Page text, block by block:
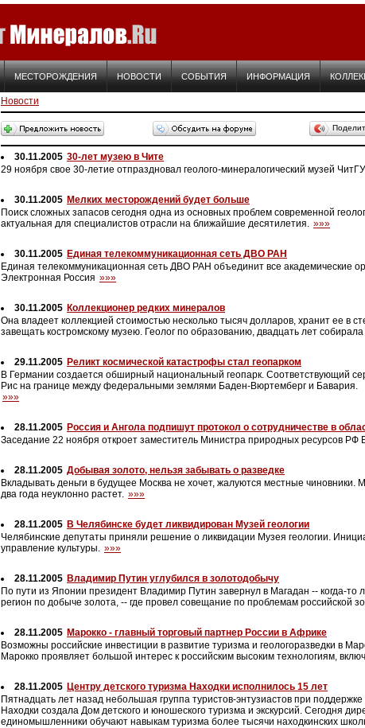
МЕСТОРОЖДЕНИЯ НОВОСТИ СОБЫТИЯ ИНФОРМАЦИЯ
Новости
30.11.2005 30-лет музею в Чите
29 ноября свое 30-летие отпраздновал геолого-минералогический музей ЧитГУ
30.11.2005 Мелких месторождений будет больше
Поиск сложных запасов сегодня одна из основных проблем современной
актуальная для специалистов отрасли на ближайшие десятилетия. »»»
30.11.2005 Единая телекоммуникационная сеть ДВО РАН
Единая телекоммуникационная сеть ДВО РАН объединит все академические
Электронная Россия »»»
30.11.2005 Коллекционер редких минералов
Она владеет коллекцией стоимостью несколько тысяч долларов, хранит ее в
завещать костромскому музею. Геолог по образованию, двадцать лет
29.11.2005 Реликт космической катастрофы стал геопарком
В Германии создается обширный национальный геопарк. Соответствующий
Рис на границе между федеральными землями Баден-Вюртемберг и Бавария.
»»»
28.11.2005 Россия и Ангола подпишут протокол о сотрудничестве в
Заседание 22 ноября откроет заместитель Министра природных ресурсов РФ
28.11.2005 Добывая золото, нельзя забывать о разведке
Вкладывать деньги в будущее Москва не хочет, жалуются местные чиновники.
два года неуклонно растет. »»»
28.11.2005 В Челябинске будет ликвидирован Музей геологии
Челябинские депутаты приняли решение о ликвидации Музея геологии.
управление культуры. »»»
28.11.2005 Владимир Путин углубился в золотодобычу
По пути из Японии президент Владимир Путин завернул в Магадан -- когда-
регион по добыче золота, -- где провел совещание по проблемам российской
28.11.2005 Марокко - главный торговый партнер России в Африке
Возможны российские инвестиции в развитие туризма и геологоразведки в
Марокко проявляет большой интерес к российским высоким технологиям,
28.11.2005 Центру детского туризма Находки исполнилось 15 лет
Пятнадцать лет назад небольшая группа туристов-энтузиастов при
Находки создала Дом детского и юношеского туризма и экскурсий. Сегодня
единомышленники обучают навыкам туризма более тысячи находкинских